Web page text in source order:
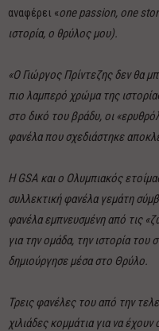
αναφέρει «one passion, one
ιστορία, ο θρύλος μου).
«Ο Γιώργος Πρίντεζης δεν θα
πιο λαμπερό χρώμα της
στο δικό του βράδυ, οι
φανέλα που σχεδιάστηκε
Η GSA και ο Ολυμπιακός
συλλεκτική φανέλα γεμάτη
φανέλα εμπνευσμένη από τις
για την ομάδα, την ιστορία
δημιούργησε μέσα στο Θρύλο.
Τρεις φανέλες του από την
χιλιάδες κομμάτια για να